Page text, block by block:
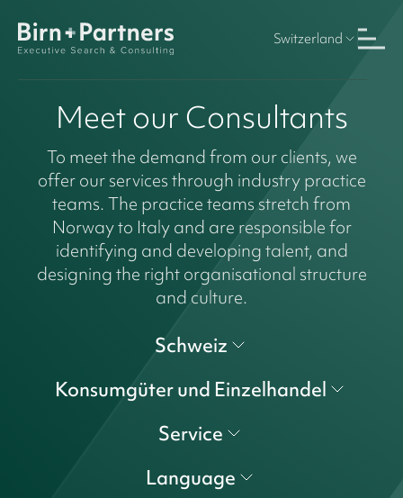
Switzerland
Meet our Consultants
To meet the demand from our clients, we
offer our services through industry practice
teams. The practice teams stretch from
Norway to Italy and are responsible for
identifying and developing talent, and
designing the right organisational structure
and culture.
Schweiz
Konsumgüter und Einzelhandel
Service
Language